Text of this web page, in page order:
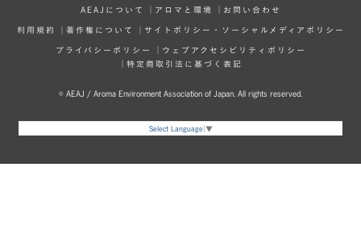
AEAJについて アロマと環境 お問い合わせ
利⽤規約 著作権について サイトポリシー・ソーシャルメディアポリシー
プライバシーポリシー
ウェブアクセシビリティポリシー
特定商取引法に基づく表記
© AEAJ / Aroma Environment Association of Japan. All rights reserved.
Select Language ▼